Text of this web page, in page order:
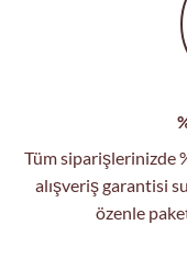
Tüm siparişlerinizde
alışveriş garantisi
özenle